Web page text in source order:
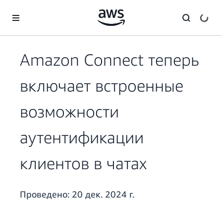
Перейти к главному контенту
Amazon Connect теперь
включает встроенные
возможности
аутентификации
клиентов в чатах
Проведено: 20 дек. 2024 г.